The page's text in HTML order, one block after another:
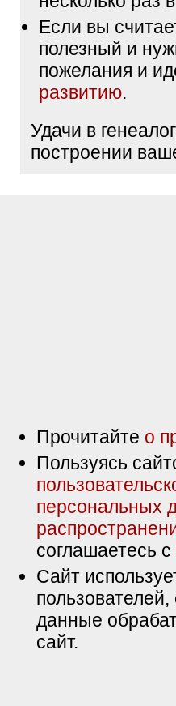
Если вы
полезный и
пожелания и
развитию.
Удачи в
построении
Прочитайте о
Пользуясь
персональных
соглашаетесь с
Сайт
данные
сайт.